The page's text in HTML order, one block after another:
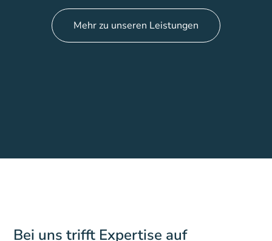
Mehr zu unseren Leistungen
Bei uns trifft Expertise auf